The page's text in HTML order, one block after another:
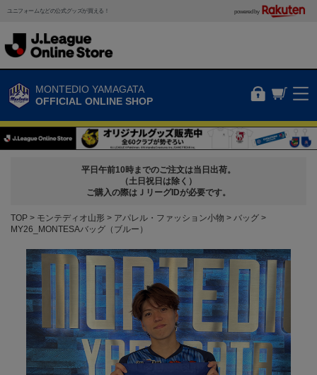
ユニフォームなどの公式グッズが買える！ powered by
MONTEDIO YAMAGATA
OFFICIAL ONLINE SHOP
平日午前10時までのご注文は当日出荷。
（土日祝日は除く）
ご購入の際はＪリーグIDが必要です。
TOP モンテディオ山形 アパレル・ファッション小物
バッグ
MY26_MONTESAバッグ（ブルー）